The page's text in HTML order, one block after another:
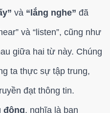
và “lắng nghe” đã
và “listen”, cũng như
giữa hai từ này. Chúng
ta thực sự tập trung,
đạt thông tin.
động, nghĩa là bạn